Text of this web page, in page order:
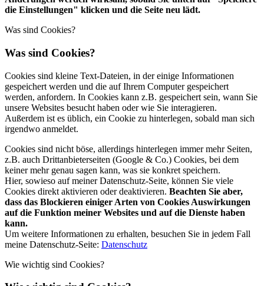
die Einstellungen" klicken und die Seite neu lädt.
Was sind Cookies?
Was sind Cookies?
Cookies sind kleine Text-Dateien, in der einige Informationen
gespeichert werden und die auf Ihrem Computer gespeichert
werden, anfordern. In Cookies kann z.B. gespeichert sein, wann Sie
unsere Websites besucht haben oder wie Sie interagieren.
Außerdem ist es üblich, ein Cookie zu hinterlegen, sobald man sich
irgendwo anmeldet.
Cookies sind nicht böse, allerdings hinterlegen immer mehr Seiten,
z.B. auch Drittanbieterseiten (Google & Co.) Cookies, bei dem
keiner mehr genau sagen kann, was sie konkret speichern.
Hier, sowieso auf meiner Datenschutz-Seite, können Sie viele
Cookies direkt aktivieren oder deaktivieren. Beachten Sie aber,
dass das Blockieren einiger Arten von Cookies Auswirkungen
auf die Funktion meiner Websites und auf die Dienste haben
kann.
Um weitere Informationen zu erhalten, besuchen Sie in jedem Fall
meine Datenschutz-Seite: Datenschutz
Wie wichtig sind Cookies?